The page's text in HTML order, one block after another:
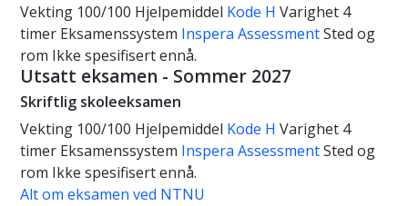
Vekting 100/100 Hjelpemiddel Kode H Varighet 4
timer Eksamenssystem Inspera AssessmentSted og
rom Ikke spesifisert ennå.
Utsatt eksamen - Sommer 2027
Skriftlig skoleeksamen
Vekting 100/100 Hjelpemiddel Kode H Varighet 4
timer Eksamenssystem Inspera AssessmentSted og
rom Ikke spesifisert ennå.
Alt om eksamen ved NTNU